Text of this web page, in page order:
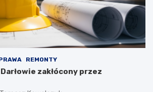
REMONTY
zakłócony przez